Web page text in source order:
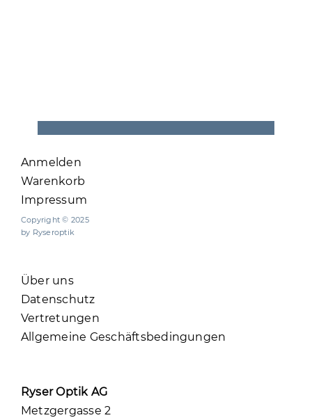
Anmelden
Warenkorb
Impressum
Copyright © 2025
by Ryseroptik
Über uns
Datenschutz
Vertretungen
Allgemeine Geschäftsbedingungen
Ryser Optik AG
Metzgergasse 2